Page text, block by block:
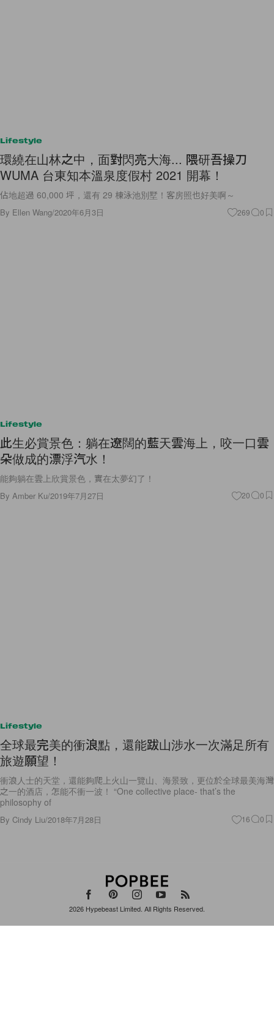
Lifestyle
環繞在山林之中，面對閃亮大海... 隈研吾操刀
WUMA 台東知本溫泉度假村 2021 開幕！
佔地超過 60,000 坪，還有 29 棟泳池別墅！客房照也好美啊～
By Ellen Wang/2020年6月3日 269 0
Lifestyle
此生必賞景色：躺在遼闊的藍天雲海上，咬一口雲
朵做成的漂浮汽水！
能夠躺在雲上欣賞景色，實在太夢幻了！
By Amber Ku/2019年7月27日 20 0
Lifestyle
全球最完美的衝浪點，還能跋山涉水一次滿足所有
旅遊願望！
衝浪人士的天堂，還能夠爬上火山一覽山、海景致，更位於全球最美海灣
之一的酒店，怎能不衝一波！ “One collective place- that’s the
philosophy of
By Cindy Liu/2018年7月28日 16 0
2026 Hypebeast Limited. All Rights Reserved.